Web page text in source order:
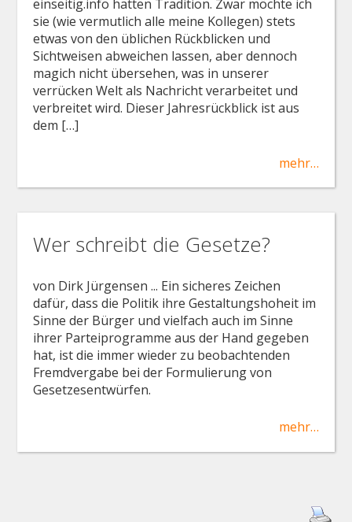
einseitig.info hatten Tradition. Zwar möchte ich
sie (wie vermutlich alle meine Kollegen) stets
etwas von den üblichen Rückblicken und
Sichtweisen abweichen lassen, aber dennoch
magich nicht übersehen, was in unserer
verrücken Welt als Nachricht verarbeitet und
verbreitet wird. Dieser Jahresrückblick ist aus
dem […]
mehr…
Wer schreibt die Gesetze?
von Dirk Jürgensen ... Ein sicheres Zeichen
dafür, dass die Politik ihre Gestaltungshoheit im
Sinne der Bürger und vielfach auch im Sinne
ihrer Parteiprogramme aus der Hand gegeben
hat, ist die immer wieder zu beobachtenden
Fremdvergabe bei der Formulierung von
Gesetzesentwürfen.
mehr…